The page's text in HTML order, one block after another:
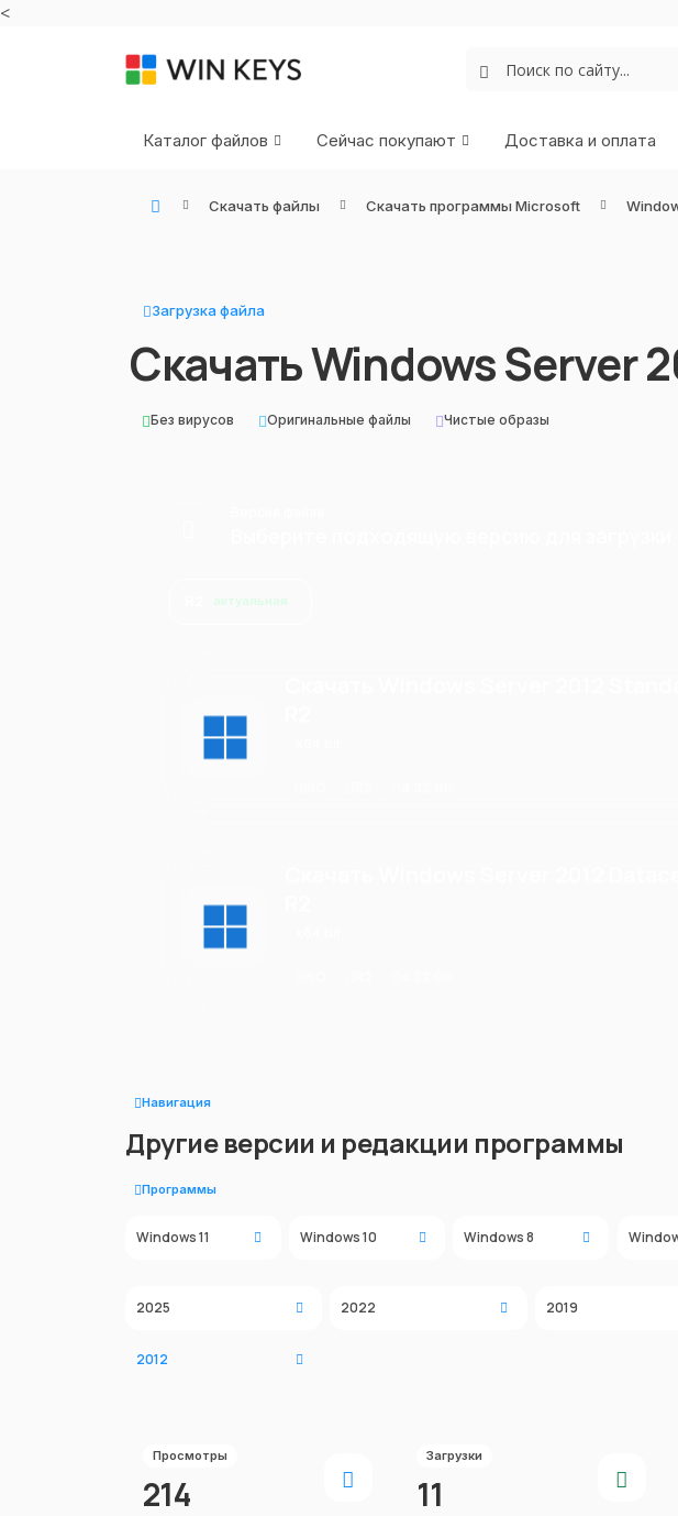
<
Каталог файлов Сейчас покупают Доставка и оплата
Скачать файлы Скачать программы Microsoft
Загрузка файла
Скачать Windows Server
Без вирусов Оригинальные файлы Чистые образы
актуальная
Навигация
Другие версии и редакции программы
Программы
Windows 11 Windows 10 Windows 8
2025 2022 2019
2012
Просмотры
214
Загрузки
11